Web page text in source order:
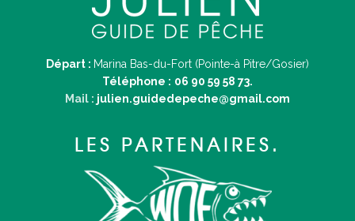
Départ : Marina Bas-du-Fort (Pointe-à Pitre/Gosier)
Téléphone : 06 90 59 58 73.
Mail : julien.guidedepeche@gmail.com
LES PARTENAIRES.